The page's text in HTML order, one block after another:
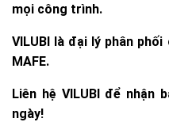
mọi công trình.
VILUBI là đại lý phân
MAFE.
Liên hệ VILUBI để nhận
ngày!